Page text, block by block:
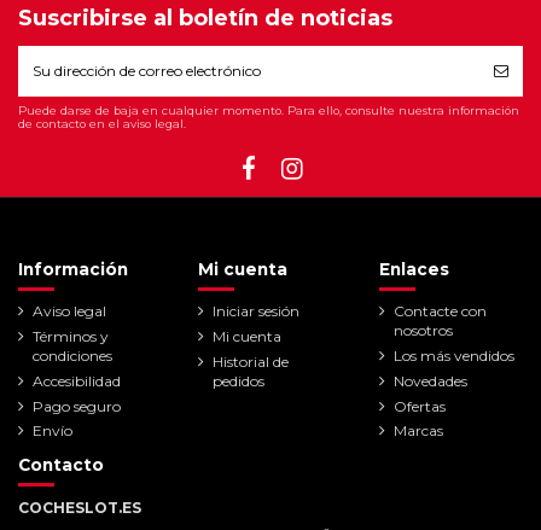
Suscribirse al boletín de noticias
Puede darse de baja en cualquier momento. Para ello, consulte nuestra información
de contacto en el aviso legal.
Información
Aviso legal
Términos y
condiciones
Accesibilidad
Pago seguro
Envío
Mi cuenta
Iniciar sesión
Mi cuenta
Historial de
pedidos
Enlaces
Contacte con
nosotros
Los más vendidos
Novedades
Ofertas
Marcas
Contacto
COCHESLOT.ES